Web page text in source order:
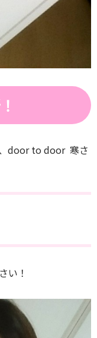
door to door 寒さ
い！